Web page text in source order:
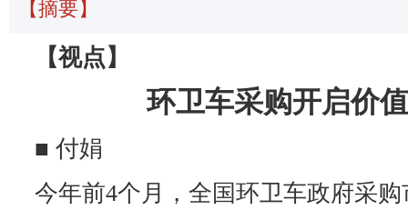
【摘要】
【视点】
环卫车采购开启价
■ 付娟
今年前4个月，全国环卫车政府采